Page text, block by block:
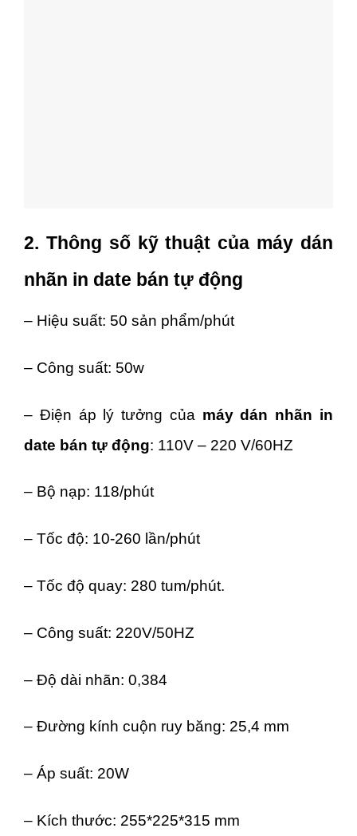
2. Thông số kỹ thuật của máy dán
nhãn in date bán tự động
– Hiệu suất: 50 sản phẩm/phút
– Công suất: 50w
– Điện áp lý tưởng của máy dán nhãn in
date bán tự động: 110V – 220 V/60HZ
– Bộ nạp: 118/phút
– Tốc độ: 10-260 lần/phút
– Tốc độ quay: 280 tum/phút.
– Công suất: 220V/50HZ
– Độ dài nhãn: 0,384
– Đường kính cuộn ruy băng: 25,4 mm
– Áp suất: 20W
– Kích thước: 255*225*315 mm